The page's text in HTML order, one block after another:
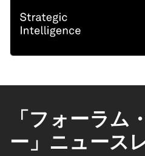
「フォーラム
ー」ニュース